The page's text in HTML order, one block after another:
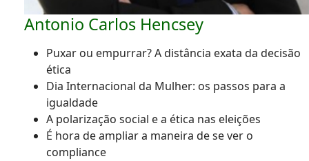
Antonio Carlos Hencsey
Puxar ou empurrar? A distância exata da decisão
ética
Dia Internacional da Mulher: os passos para a
igualdade
A polarização social e a ética nas eleições
É hora de ampliar a maneira de se ver o
compliance